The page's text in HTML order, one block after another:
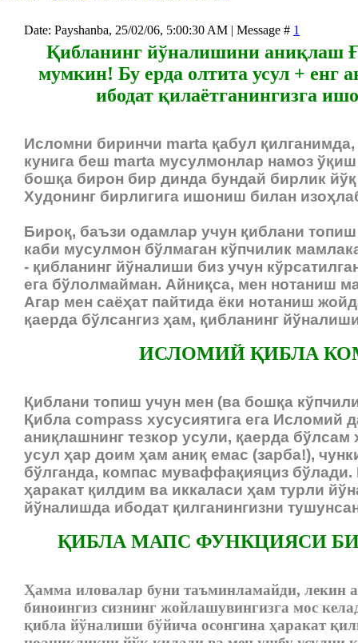
Date: Payshanba, 25/02/06, 5:00:30 AM | Message # 1
Қибланинг йўналишини аниқлаш
мумкин! Бу ерда олтита усул + енг
ибодат қилаётганингизга
Исломни биринчи marta қабул
кунига беш marta мусулмонлар намоз
бошқа бирон бир динда бундай бирлик
Худонинг бирлигига ишониш билан
Бироқ, баъзи одамлар учун қиблани
каби мусулмон бўлмаган кўпчилик
- қибланинг йўналиши биз учун
ега бўлолмайман. Айниқса, мен нотаниш
Агар мен саёҳат пайтида ёки нотаниш
қаерда бўлсангиз ҳам, қибланинг
ИСЛОМИЙ ҚИБЛА
Қиблани топиш учун мен (ва бошқа
Қибла compass хусусиятига ега Исломий
аниқлашнинг тезкор усули, қаерда
усул ҳар доим ҳам аниқ емас (зарба!),
бўлганда, компас муваффақияциз
ҳаракат қилдим ва иккаласи ҳам турли
йўналишда ибодат қилганингизни
ҚИБЛА МАПС ФУНКЦИЯСИ
Ҳамма иловалар буни таъминламайди, лекин
биноингиз сизнинг жойлашувингизга мос
қибла йўналиши бўйича осонгина ҳаракат